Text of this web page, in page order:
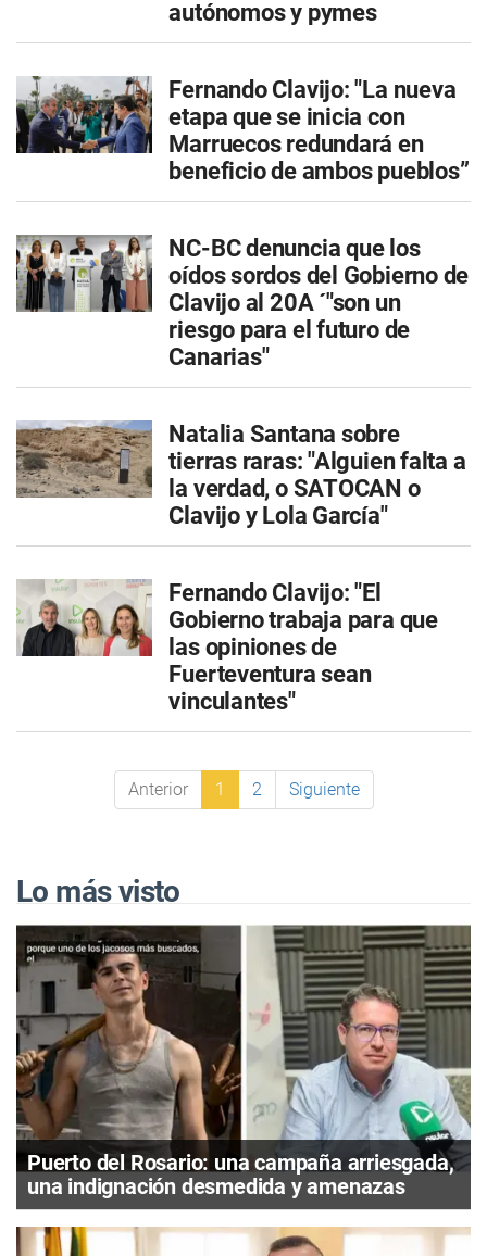
autónomos y pymes
Fernando Clavijo: "La nueva
etapa que se inicia con
Marruecos redundará en
beneficio de ambos pueblos”
NC-BC denuncia que los
oídos sordos del Gobierno de
Clavijo al 20A ´"son un
riesgo para el futuro de
Canarias"
Natalia Santana sobre
tierras raras: "Alguien falta a
la verdad, o SATOCAN o
Clavijo y Lola García"
Fernando Clavijo: "El
Gobierno trabaja para que
las opiniones de
Fuerteventura sean
vinculantes"
Anterior 1 2 Siguiente
Lo más visto
Puerto del Rosario: una campaña arriesgada,
una indignación desmedida y amenazas